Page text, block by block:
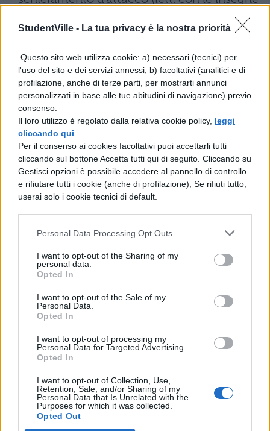
StudentVille - La tua privacy è la nostra priorità
Questo sito web utilizza cookie: a) necessari (tecnici) per
l'uso del sito e dei servizi annessi; b) facoltativi (analitici e di
profilazione, anche di terze parti, per mostrarti annunci
personalizzati in base alle tue abitudini di navigazione) previo
consenso.
Il loro utilizzo è regolato dalla relativa cookie policy, leggi
cliccando qui
Per il consenso ai cookies facoltativi puoi accettarli tutti
cliccando sul bottone Accetta tutti qui di seguito. Cliccando su
Gestisci opzioni è possibile accedere al pannello di controllo
e rifiutare tutti i cookie (anche di profilazione); Se rifiuti tutto,
userai solo i cookie tecnici di default.
Personal Data Processing Opt Outs
I want to opt-out of the Sharing of my
personal data.
Opted In
I want to opt-out of the Sale of my
Personal Data.
Opted In
I want to opt-out of processing my
Personal Data for Targeted Advertising.
Opted In
I want to opt-out of Collection, Use,
Retention, Sale, and/or Sharing of my
Personal Data that Is Unrelated with the
Purposes for which it was collected.
Opted Out
spiegate [verso il nemico]), si scontrarono
con tale violenza con i cavalieri di Pompeo
che nessuno di loro resistette e tutti, voltate
le spalle, arretrarono: essi dovettero
dirigersi in fuga verso le cime più alte dei
monti (montes altissimi). Messa in rotta la
cavalleria, tutti gli arcieri e i frombolieri,
abbandonati, inermi e senza protezione,
vennero uccisi. Trascinate dal loro stesso
slancio (lett. In quello stesso slancio), le
coorti circondarono l'ala sinistra
(dell'esercito nemico), mentre i pompeiani
ancora combattevano e resistevano senza
rompere lo schieramento (lett. in
stesso momento Cesare ordinò di
punto era rimasta immobile e aveva
mantenuto la posizione. Così, giacché
soldati freschi e integri s'erano sostituiti ai
(commilitoni) stanchi, mentre altri li
assalivano alle spalle, i pompeiani non